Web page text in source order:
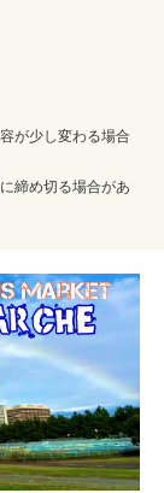
少し変わる場合
め切る場合があ